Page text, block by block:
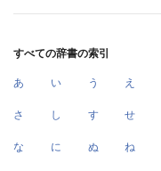
すべての辞書の索引
あ い う え
さ し す せ
な に ぬ ね